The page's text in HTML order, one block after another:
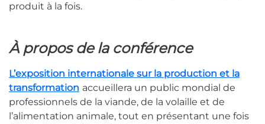
produit à la fois.
À propos de la conférence
L’exposition internationale sur la production et la
transformation accueillera un public mondial de
professionnels de la viande, de la volaille et de
l’alimentation animale, tout en présentant une fois